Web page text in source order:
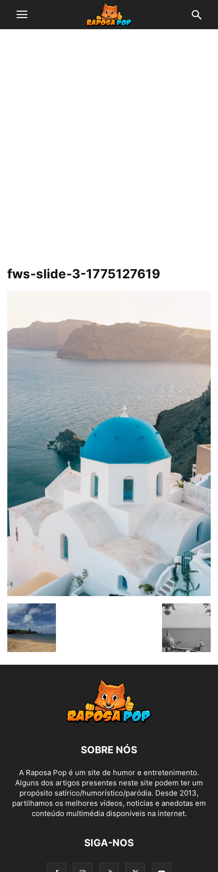
fws-slide-3-1775127619
SOBRE NÓS
A Raposa Pop é um site de humor e entretenimento.
Alguns dos artigos presentes neste site podem ter um
propósito satírico/humorístico/paródia. Desde 2013,
partilhamos os melhores vídeos, noticias e anedotas em
conteúdo multimédia disponíveis na internet.
SIGA-NOS